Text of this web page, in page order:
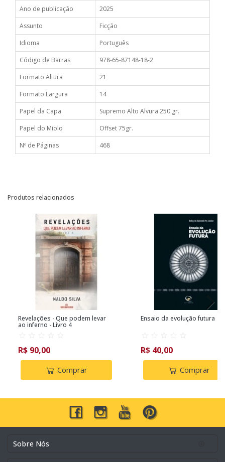
Ano de publicação
2025
Assunto
Ficção
Idioma
Português
Código de Barras
978-65-87148-18-2
Formato Altura
21
Formato Largura
14
Papel da Capa
Supremo Alto Alvura 250 gr.
Papel do Miolo
Offset 75gr.
Nº de Páginas
468
Produtos relacionados
Revelações - Que podem levar
ao inferno - Livro 4
R$ 90,00
Comprar
Ensaio da evolução futura
R$ 40,00
Comprar
Sobre Nós